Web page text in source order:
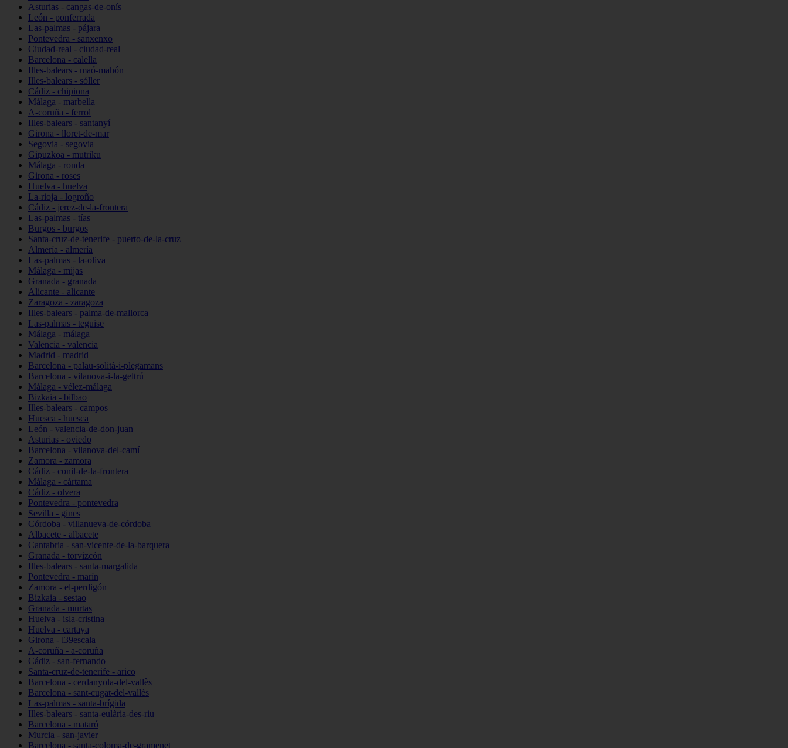
Asturias - cangas-de-onís
León - ponferrada
Las-palmas - pájara
Pontevedra - sanxenxo
Ciudad-real - ciudad-real
Barcelona - calella
Illes-balears - maó-mahón
Illes-balears - sóller
Cádiz - chipiona
Málaga - marbella
A-coruña - ferrol
Illes-balears - santanyí
Girona - lloret-de-mar
Segovia - segovia
Gipuzkoa - mutriku
Málaga - ronda
Girona - roses
Huelva - huelva
La-rioja - logroño
Cádiz - jerez-de-la-frontera
Las-palmas - tías
Burgos - burgos
Santa-cruz-de-tenerife - puerto-de-la-cruz
Almería - almería
Las-palmas - la-oliva
Málaga - mijas
Granada - granada
Alicante - alicante
Zaragoza - zaragoza
Illes-balears - palma-de-mallorca
Las-palmas - teguise
Málaga - málaga
Valencia - valencia
Madrid - madrid
Barcelona - palau-solità-i-plegamans
Barcelona - vilanova-i-la-geltrú
Málaga - vélez-málaga
Bizkaia - bilbao
Illes-balears - campos
Huesca - huesca
León - valencia-de-don-juan
Asturias - oviedo
Barcelona - vilanova-del-camí
Zamora - zamora
Cádiz - conil-de-la-frontera
Málaga - cártama
Cádiz - olvera
Pontevedra - pontevedra
Sevilla - gines
Córdoba - villanueva-de-córdoba
Albacete - albacete
Cantabria - san-vicente-de-la-barquera
Granada - torvizcón
Illes-balears - santa-margalida
Pontevedra - marín
Zamora - el-perdigón
Bizkaia - sestao
Granada - murtas
Huelva - isla-cristina
Huelva - cartaya
Girona - l39escala
A-coruña - a-coruña
Cádiz - san-fernando
Santa-cruz-de-tenerife - arico
Barcelona - cerdanyola-del-vallès
Barcelona - sant-cugat-del-vallès
Las-palmas - santa-brígida
Illes-balears - santa-eulària-des-riu
Barcelona - mataró
Murcia - san-javier
Barcelona - santa-coloma-de-gramenet